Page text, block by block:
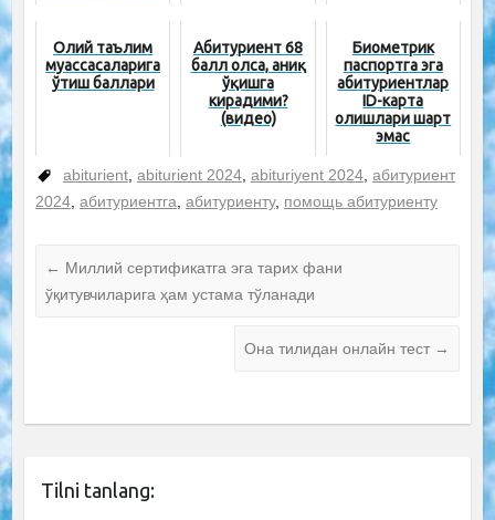
Олий таълим
муассасаларига
ўтиш баллари
Абитуриент 68
балл олса, аниқ
ўқишга
кирадими?
(видео)
Биометрик
паспортга эга
абитуриентлар
ID-карта
олишлари шарт
эмас
abiturient, abiturient 2024, abituriyent 2024, абитуриент
2024, абитуриентга, абитуриенту, помощь абитуриенту
← Миллий сертификатга эга тарих фани
ўқитувчиларига ҳам устама тўланади
Она тилидан онлайн тест →
Tilni tanlang: